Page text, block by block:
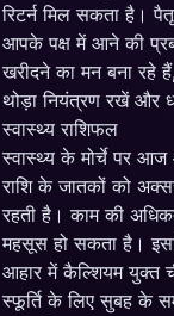
रिटर्न मिल सकता है।
आपके पक्ष में आने की
खरीदने का मन बना रहे
थोड़ा नियंत्रण रखें
स्वास्थ्य राशिफल
स्वास्थ्य के मोर्चे पर
राशि के जातकों को
रहती है। काम की
महसूस हो सकता है।
आहार में कैल्शियम युक्त
स्फूर्ति के लिए सुबह के